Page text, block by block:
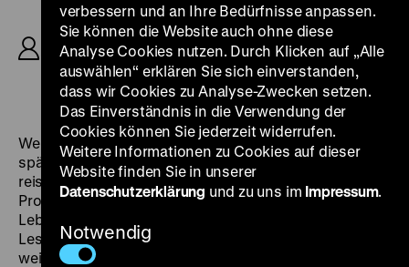
R: Ludwig Cremer, B: Gabriele Wohmann, K: Gero
Erhardt, M: Rolf Kühn, D: Ralf Schermuly, Renate
Küster, Irene Marhold, Edith Schneider, Anita
Lochner, Walter Riss, Wolfgang Ziffer, Edeltraut
Elsner, Helga Feddersen, 72'
Weniger mit eigenen Werken als mit Adalbert Stifters
später Künstlerkrisenerzählung Nachkommenschaften
reist der Schriftsteller Bruno Schweizer durch die
Provinz und steckt dabei selbst in einer Schaffens- wie
Lebenskrise: Die immergleichen Rituale rund um seine
Lesungen frustrieren ihn ebenso wie sein meist
weibliches Publikum, das zuweilen sehr zudringlich
verbessern und an Ihre Bedürfnisse anpassen.
Sie können die Website auch ohne diese
Analyse Cookies nutzen. Durch Klicken auf „Alle
auswählen“ erklären Sie sich einverstanden,
dass wir Cookies zu Analyse-Zwecken setzen.
Das Einverständnis in die Verwendung der
Cookies können Sie jederzeit widerrufen.
Weitere Informationen zu Cookies auf dieser
Website finden Sie in unserer
Datenschutzerklärung und zu uns im Impressum.
Notwendig